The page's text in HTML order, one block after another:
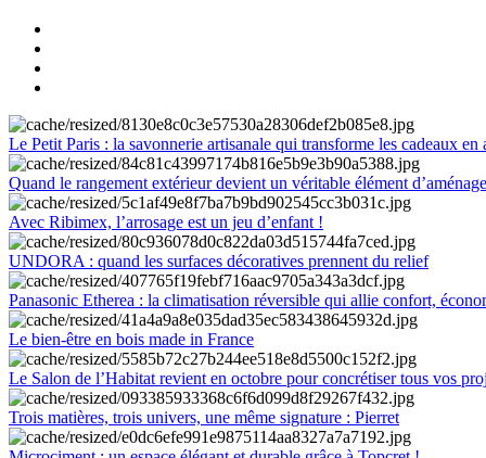
Le Petit Paris : la savonnerie artisanale qui transforme les cadeaux en
Quand le rangement extérieur devient un véritable élément
Avec Ribimex, l’arrosage est un jeu d’enfant !
UNDORA : quand les surfaces décoratives prennent du relief
Panasonic Etherea : la climatisation réversible qui allie confort,
Le bien-être en bois made in France
Le Salon de l’Habitat revient en octobre pour concrétiser tous vos
Trois matières, trois univers, une même signature : Pierret